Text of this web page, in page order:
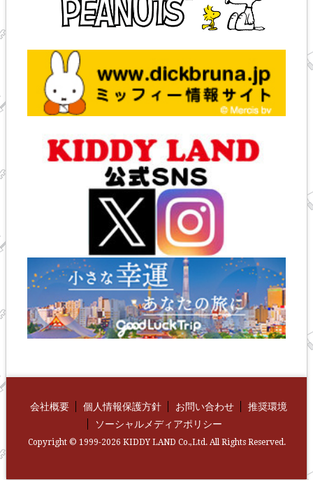
会社概要 個人情報保護方針 お問い合わせ
推奨環境
ソーシャルメディアポリシー
Copyright © 1999-2026 KIDDY LAND Co.,Ltd. All Rights Reserved.